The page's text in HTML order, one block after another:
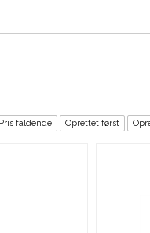
Pris faldende Oprettet først